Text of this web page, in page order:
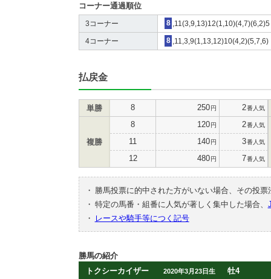
コーナー通過順位
3コーナー 8 ,11(3,9,13)12(1,10)(4,7)(6,2)5
4コーナー 8 ,11,3,9(1,13,12)10(4,2)(5,7,6)
払戻金
単勝 8 250円 2番人気
複勝
8 120円 2番人気
11 140円 3番人気
12 480円 7番人気
・
勝馬投票に的中された方がいない場合、その投
・ 特定の馬番・組番に人気が著しく集中した場合、
・
レースや騎手等につく記号
勝馬の紹介
トクシーカイザー
2020年3月23日生 牡4